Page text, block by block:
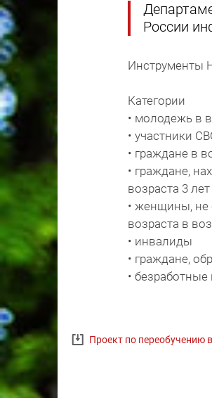
России
Инструменты
Категории
• молодежь в
• участники
• граждане в
• граждане,
возраста 3 лет
• женщины, не
возраста в
• инвалиды
• граждане,
•
Проект по переобучению